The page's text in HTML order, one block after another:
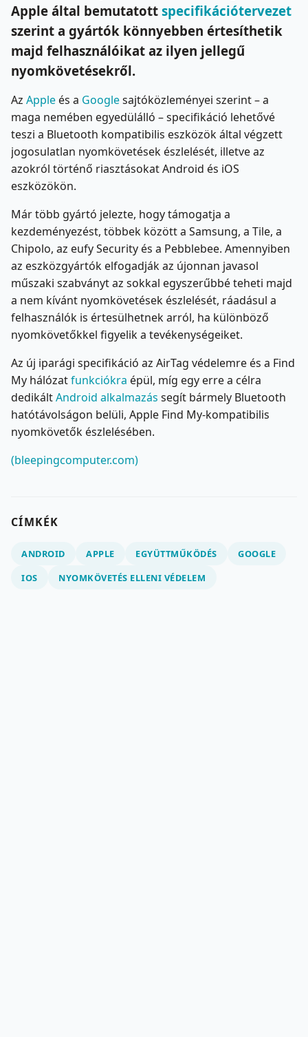
Apple által bemutatott specifikációtervezet
szerint a gyártók könnyebben értesíthetik
majd felhasználóikat az ilyen jellegű
nyomkövetésekről.
Az Apple és a Googlesajtóközleményei szerint – a
maga nemében egyedülálló – specifikáció lehetővé
teszi a Bluetooth kompatibilis eszközök által végzett
jogosulatlan nyomkövetések észlelését, illetve az
azokról történő riasztásokat Android és iOS
eszközökön.
Már több gyártó jelezte, hogy támogatja a
kezdeményezést, többek között a Samsung, a Tile, a
Chipolo, az eufy Security és a Pebblebee. Amennyiben
az eszközgyártók elfogadják az újonnan javasol
műszaki szabványt az sokkal egyszerűbbé teheti majd
a nem kívánt nyomkövetések észlelését, ráadásul a
felhasználók is értesülhetnek arról, ha különböző
nyomkövetőkkel figyelik a tevékenységeiket.
Az új iparági specifikáció az AirTag védelemre és a Find
My hálózatfunkciókra épül, míg egy erre a célra
dedikáltAndroid alkalmazás segít bármely Bluetooth
hatótávolságon belüli, Apple Find My-kompatibilis
nyomkövetők észlelésében.
(bleepingcomputer.com)
CÍMKÉK
ANDROID APPLE EGYÜTTMŰKÖDÉS
GOOGLE
IOS
NYOMKÖVETÉS ELLENI VÉDELEM